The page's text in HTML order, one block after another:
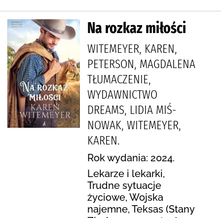
Na rozkaz miłości
WITEMEYER, KAREN,
PETERSON, MAGDALENA
TŁUMACZENIE,
WYDAWNICTWO
DREAMS, LIDIA MIŚ-
NOWAK, WITEMEYER,
KAREN.
Rok wydania: 2024.
Lekarze i lekarki,
Trudne sytuacje
życiowe, Wojska
najemne, Teksas (Stany